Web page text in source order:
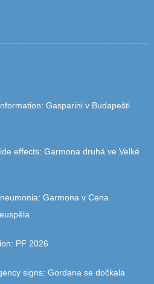
: Gasparini v Budapešti
effects: Garmona druhá ve Velké
: Garmona v Cena
: PF 2026
signs: Gordana se dočkala